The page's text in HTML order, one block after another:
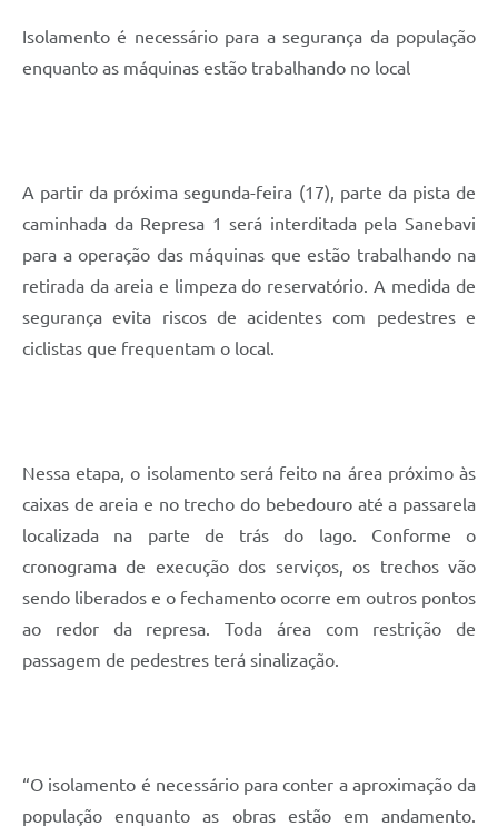
Isolamento é necessário para a segurança da população
enquanto as máquinas estão trabalhando no local
A partir da próxima segunda-feira (17), parte da pista de
caminhada da Represa 1 será interditada pela Sanebavi
para a operação das máquinas que estão trabalhando na
retirada da areia e limpeza do reservatório. A medida de
segurança evita riscos de acidentes com pedestres e
ciclistas que frequentam o local.
Nessa etapa, o isolamento será feito na área próximo às
caixas de areia e no trecho do bebedouro até a passarela
localizada na parte de trás do lago. Conforme o
cronograma de execução dos serviços, os trechos vão
sendo liberados e o fechamento ocorre em outros pontos
ao redor da represa. Toda área com restrição de
passagem de pedestres terá sinalização.
“O isolamento é necessário para conter a aproximação da
população enquanto as obras estão em andamento.